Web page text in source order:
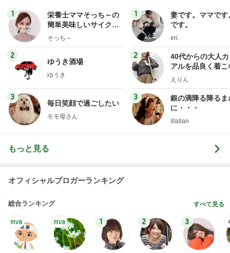
1
栄養士ママそっち～の
簡単美味しいサイクル
献立
そっち～
2
ゆうき酒場
ゆうき
3
毎日笑顔で過ごしたい
モモ母さん
1
妻です。ママです
です。
eri.
2
40代からの大人
アルを品良く着こ
ファッションブロ
えりん
3
銀の滴降る降るま
に・・・
illallan
もっと見る
オフィシャルブロガーランキング
総合ランキング すべて見る
1 2 3